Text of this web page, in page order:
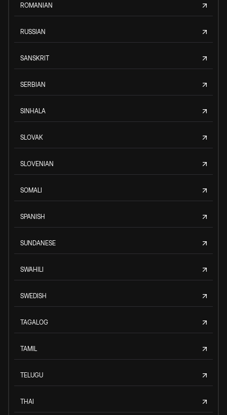
ROMANIAN
RUSSIAN
SANSKRIT
SERBIAN
SINHALA
SLOVAK
SLOVENIAN
SOMALI
SPANISH
SUNDANESE
SWAHILI
SWEDISH
TAGALOG
TAMIL
TELUGU
THAI